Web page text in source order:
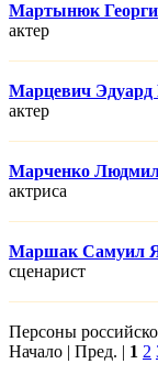
Мартынюк
актер
Марцевич Эдуард
актер
Марченко
актриса
Маршак Самуил
сценарист
Персоны
Начало | Пред. | 1 2